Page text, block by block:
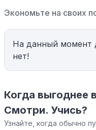
Экономьте на своих
На данный момент
нет!
Когда выгоднее
Смотри. Учись?
Узнайте, когда обычно